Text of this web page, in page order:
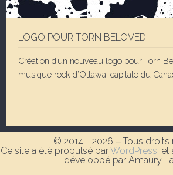
LOGO POUR TORN BELOVED
Création d’un nouveau logo pour Torn
musique rock d’Ottawa, capitale du
© 2014 - 2026 ‒ Tous droits
Ce site a été propulsé parWordPress, et
développé par Amaury